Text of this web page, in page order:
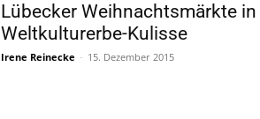
Lübecker Weihnachtsmärkte in
Weltkulturerbe-Kulisse
Irene Reinecke - 15. Dezember 2015